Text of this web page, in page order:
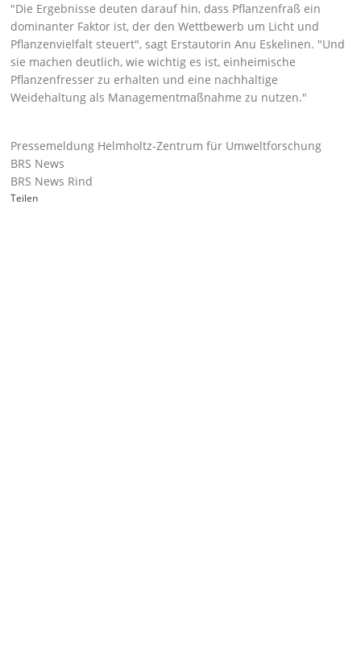
Die Ergebnisse deuten darauf hin, dass Pflanzenfraß ein
dominanter Faktor ist, der den Wettbewerb um Licht und
Pflanzenvielfalt steuert , sagt Erstautorin Anu Eskelinen.
Und
sie machen deutlich, wie wichtig es ist, einheimische
Pflanzenfresser zu erhalten und eine nachhaltige
Weidehaltung als Managementmaßnahme zu nutzen.
Pressemeldung Helmholtz-Zentrum für Umweltforschung
BRS News
BRS News Rind
Teilen